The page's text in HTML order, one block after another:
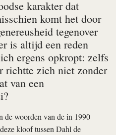
karakter dat
komt het door
tegenover
is altijd een reden
ergens opkropt: zelfs
richtte zich niet zonder
van een
de woorden van de in 1990
kloof tussen Dahl de